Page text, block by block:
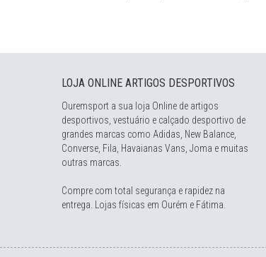
LOJA ONLINE ARTIGOS DESPORTIVOS
Ouremsport a sua loja Online de artigos
desportivos, vestuário e calçado desportivo de
grandes marcas como Adidas, New Balance,
Converse, Fila, Havaianas Vans, Joma e muitas
outras marcas.
Compre com total segurança e rapidez na
entrega. Lojas físicas em Ourém e Fátima.